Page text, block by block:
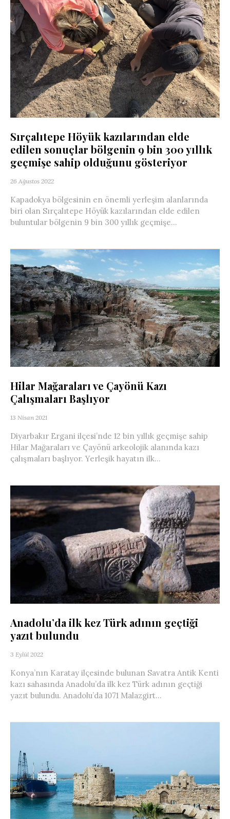
Sırçalıtepe Höyük kazılarından elde
edilen sonuçlar bölgenin 9 bin 300 yıllık
geçmişe sahip olduğunu gösteriyor
26 Ağustos 2022
Kapadokya bölgesinin en önemli yerleşim alanlarında
biri olan Sırçalıtepe Höyük kazılarından elde edilen
buluntular bölgenin 9 bin 300 yıllık geçmişe...
Hilar Mağaraları ve Çayönü Kazı
Çalışmaları Başlıyor
13 Nisan 2021
Diyarbakır Ergani ilçesi’nde 12 bin yıllık geçmişe sahip
Hilar Mağaraları ve Çayönü arkeolojik alanında kazı
çalışmaları başlıyor. Yerleşik hayatın ilk...
Anadolu’da ilk kez Türk adının geçtiği
yazıt bulundu
3 Eylül 2022
Konya’nın Karatay ilçesinde bulunan Savatra Antik Kenti
kazı sahasında Anadolu’da ilk kez Türk adının geçtiği
yazıt bulundu. Anadolu’da 1071 Malazgirt...